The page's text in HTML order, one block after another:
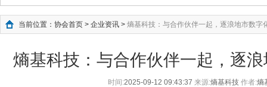
当前位置： 协会首页 > 企业资讯 > 熵基科技：与合作伙伴一起，逐浪地市数字
熵基科技：与合作伙伴一起，逐
时间:2025-09-12 09:43:37 来源:熵基科技 作者:熵